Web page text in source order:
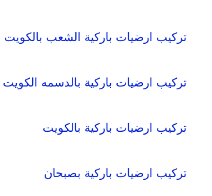
تركيب ارضيات باركية الشعب بالكويت
تركيب ارضيات باركية بالدسمه الكويت
تركيب ارضيات باركية بالكويت
تركيب ارضيات باركية بصبحان